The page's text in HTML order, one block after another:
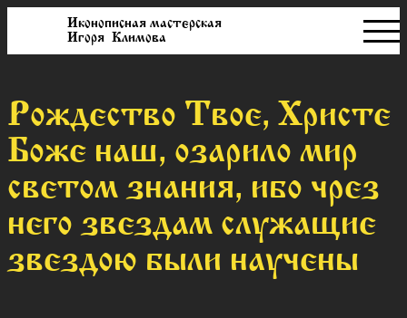
Иконописная мастерская
Игоря Климова
Рождество Твое, Христе
Боже наш, озарило мир
светом знания, ибо чрез
него звездам служащие
звездою были научены